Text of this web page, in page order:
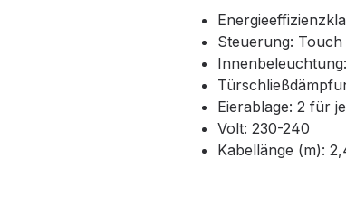
Steuerung:
Eierablage: 2 für
Volt: 230-240
Kabellänge (m):